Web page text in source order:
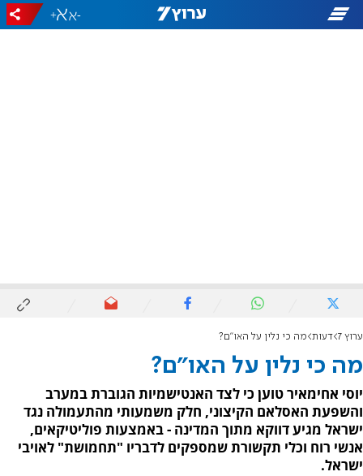
-
+
ערוץ 7 דעות מה כי נלין על האו"ם?
מה כי נלין על האו"ם?
יוסי אחימאיר טוען כי לצד האנטישמיות הגוברת במערב
והשפעת האסלאם הקיצוני, חלק משמעותי מהתעמולה נגד
ישראל מגיע דווקא מתוך המדינה - באמצעות פוליטיקאים,
אנשי רוח וכלי תקשורת שמספקים לדבריו "תחמושת" לאויבי
ישראל.